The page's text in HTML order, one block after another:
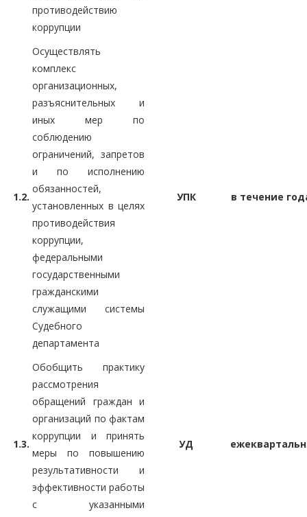
противодействию
коррупции
1.2.
Осуществлять
комплекс
организационных,
разъяснительных и
иных мер по
соблюдению
ограничений, запретов
и по исполнению
обязанностей,
установленных в целях
противодействия
коррупции,
федеральными
государственными
гражданскими
служащими системы
Судебного
департамента
УПК в течение
1.3.
Обобщить практику
рассмотрения
обращений граждан и
организаций по фактам
коррупции и принять
меры по повышению
результативности и
эффективности работы
с указанными
УД